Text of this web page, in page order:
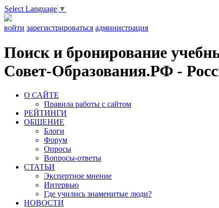
Select Language ▼
войти зарегистрироваться администрация
Поиск и бронирование
Совет-Образования.РФ -
О САЙТЕ
Правила работы с сайтом
РЕЙТИНГИ
ОБЩЕНИЕ
Блоги
Форум
Опросы
Вопросы-ответы
СТАТЬИ
Экспертное мнение
Интервью
Где учились знаменитые люди?
НОВОСТИ